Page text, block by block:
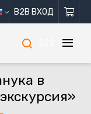
B2B ВХОД
в